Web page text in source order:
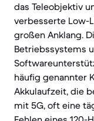
das Teleobjektiv
verbesserte Low-
großen Anklang.
Betriebssystems
häufig genannter
Akkulaufzeit, die
mit 5G, oft eine